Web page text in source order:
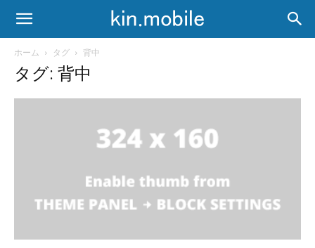
ホーム タグ 背中
タグ: 背中